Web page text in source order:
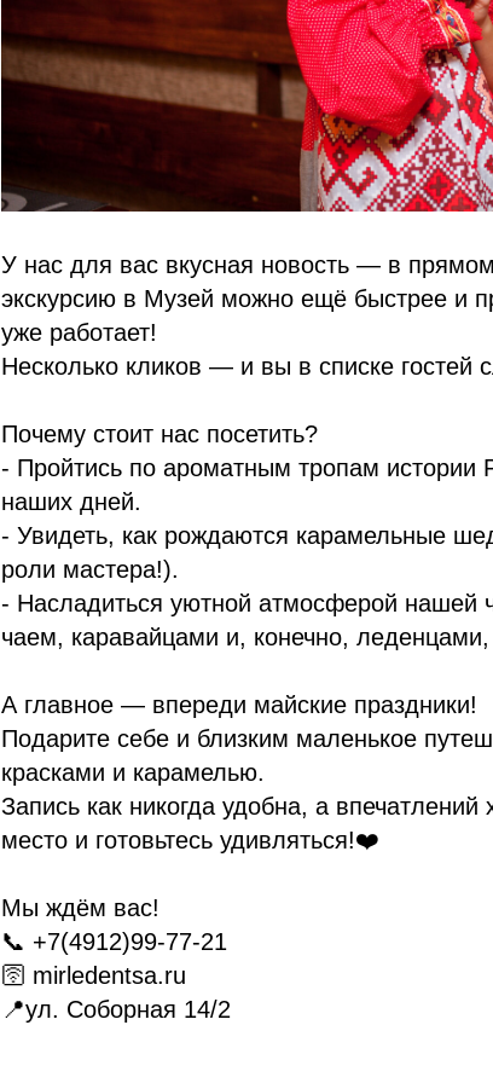
У нас для вас вкусная новость — в
экскурсию в Музей можно ещё быстрее и
уже работает!
Несколько кликов — и вы в списке гостей
Почему стоит нас посетить?
- Пройтись по ароматным тропам истории
наших дней.
- Увидеть, как рождаются карамельные
роли мастера!).
- Насладиться уютной атмосферой
чаем, каравайцами и, конечно, леденцами,
А главное — впереди майские праздники!
Подарите себе и близким маленькое
красками и карамелью.
Запись как никогда удобна, а
место и готовьтесь удивляться!❤️
Мы ждём вас!
📞 +7(4912)99-77-21
🛜 mirledentsa.ru
📍ул. Соборная 14/2